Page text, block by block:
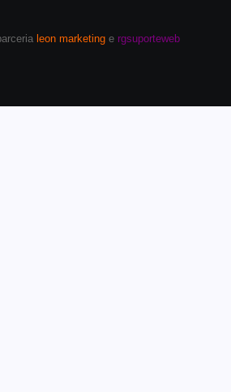
leon marketing e rgsuporteweb